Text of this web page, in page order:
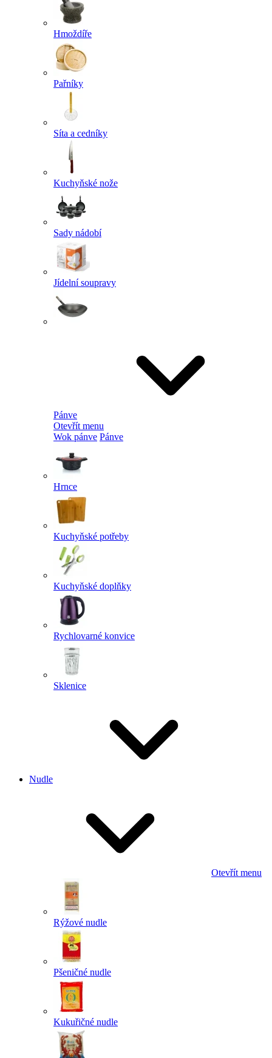
Hmoždíře
Pařníky
Síta a cedníky
Kuchyňské nože
Sady nádobí
Jídelní soupravy
Pánve
Otevřít menu
Wok pánve Pánve
Hrnce
Kuchyňské potřeby
Kuchyňské doplňky
Rychlovarné konvice
Sklenice
Nudle
Otevřít menu
Rýžové nudle
Pšeničné nudle
Kukuřičné nudle